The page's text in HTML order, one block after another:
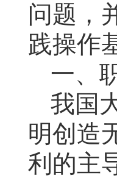
问题，
践操作
一、
我国
明创造
利的主